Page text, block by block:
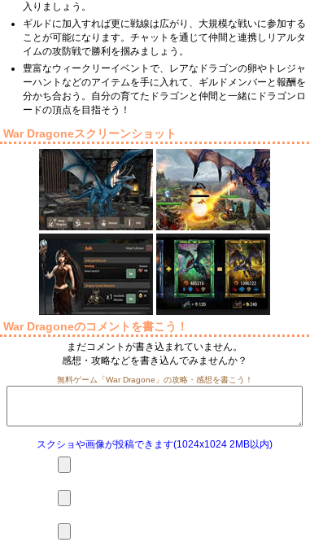
入りましょう。
ギルドに加入すれば更に戦線は広がり、大規模な戦いに参加する
ことが可能になります。チャットを通じて仲間と連携しリアルタ
イムの攻防戦で勝利を掴みましょう。
豊富なウィークリーイベントで、レアなドラゴンの卵やトレジャ
ーハントなどのアイテムを手に入れて、ギルドメンバーと報酬を
分かち合おう。自分の育てたドラゴンと仲間と一緒にドラゴンロ
ードの頂点を目指そう！
War Dragoneスクリーンショット
War Dragoneのコメントを書こう！
まだコメントが書き込まれていません。
感想・攻略などを書き込んでみませんか？
無料ゲーム「War Dragone」の攻略・感想を書こう！
スクショや画像が投稿できます(1024x1024 2MB以内)